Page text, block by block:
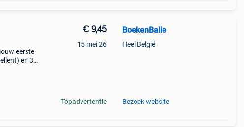
eerste
en 30
€ 9,45
15 mei 26
Topadvertentie
BoekenBalie
Heel België
Bezoek website